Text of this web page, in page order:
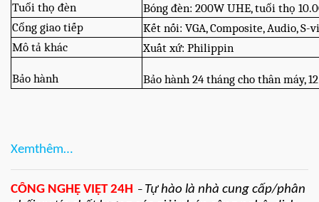
Tuổi thọ đèn
Bóng đèn: 200W UHE, tuổi thọ
Cổng giao tiếp
Kết nối: VGA, Composite, Audio, S-
Mô tả khác
Xuất xứ: Philippin
Bảo hành Bảo hành 24 tháng cho thân máy,
Xemthêm…
CÔNG NGHỆ VIỆT 24H – Tự hào là nhà cung cấp/phân